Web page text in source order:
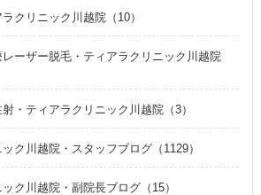
クリニック川越院（10）
ーザー脱毛・ティアラクリニック川越院
・ティアラクリニック川越院（3）
ク川越院・スタッフブログ（1129）
ク川越院・副院長ブログ（15）